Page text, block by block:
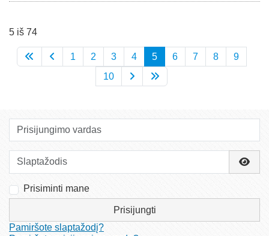
5 iš 74
1 2 3 4 5 6 7 8
9
10
Prisijungimo vardas
Slaptažodis
Prisiminti mane
Prisijungti
Pamiršote slaptažodį?